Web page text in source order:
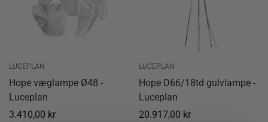
LUCEPLAN
Hope væglampe Ø48 -
Luceplan
Normal
3.410,00 kr
LUCEPLAN
Hope D66/18td gulvlampe -
Luceplan
Normal
20.917,00 kr